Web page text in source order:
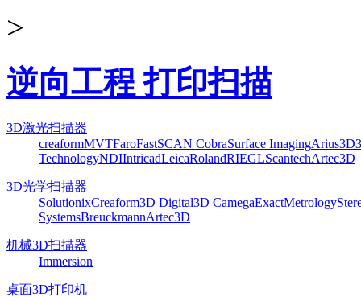
>
逆向工程 打印扫描
3D激光扫描器
creaformMVTFaroFastSCAN CobraSurface ImagingArius3D
TechnologyNDIIntricadLeicaRolandRIEGLScantechArtec3D
3D光学扫描器
SolutionixCreaform3D Digital3D CamegaExactMetrology
SystemsBreuckmannArtec3D
机械3D扫描器
Immersion
桌面3D打印机